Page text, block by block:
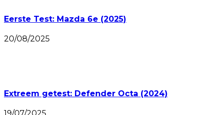
Eerste Test: Mazda 6e (2025)
20/08/2025
Extreem getest: Defender Octa (2024)